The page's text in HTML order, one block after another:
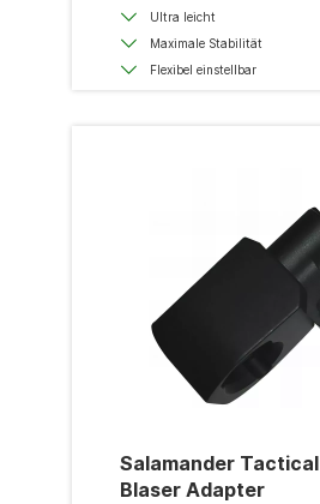
Ultra leicht
Maximale Stabilität
Flexibel einstellbar
Salamander Tactical Javelin
Blaser Adapter